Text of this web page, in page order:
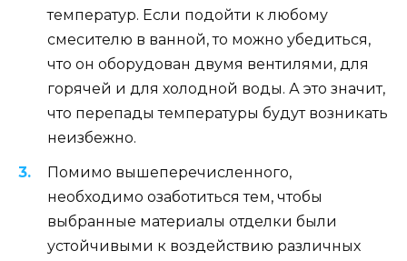
температур. Если подойти к любому
смесителю в ванной, то можно убедиться,
что он оборудован двумя вентилями, для
горячей и для холодной воды. А это значит,
что перепады температуры будут возникать
неизбежно.
Помимо вышеперечисленного,
необходимо озаботиться тем, чтобы
выбранные материалы отделки были
устойчивыми к воздействию различных